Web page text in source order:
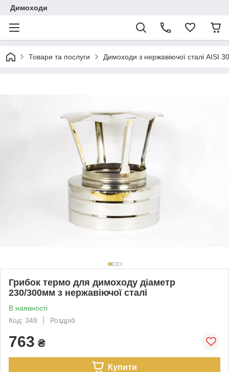
Димоходи
Товари та послуги Димоходи з нержавіючої сталі
Грибок термо для димоходу діаметр
230/300мм з нержавіючої сталі
В наявності
Код: 348
Роздріб
763 ₴
Купити